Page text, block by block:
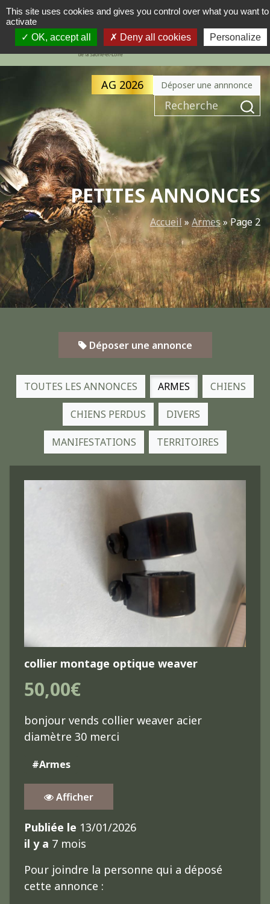
NAVIGATION PRINCIPALE
MENU
AG 2026 Déposer une annnonce
Recherche pour :
PETITES ANNONCES
Accueil»Armes»Page 2
Déposer une annonce
TOUTES LES ANNONCES ARMES CHIENS
CHIENS PERDUS DIVERS
MANIFESTATIONS TERRITOIRES
collier montage optique weaver
50,00€
bonjour vends collier weaver acier
diamètre 30 merci
#Armes
Afficher
Publiée le 13/01/2026
il y a 7 mois
Pour joindre la personne qui a déposé
cette annonce :
This site uses cookies and gives you control over what you want to
activate
OK, accept all
Deny all cookies Personalize